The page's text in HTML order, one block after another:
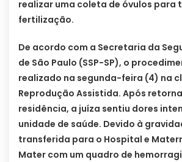
realizar uma coleta de óvulos para
fertilização.
De acordo com a Secretaria da
de São Paulo (SSP-SP), o
realizado na segunda-feira (4) na
Reprodução Assistida. Após
residência, a juíza sentiu dores
unidade de saúde. Devido à
transferida para o Hospital e
Mater com um quadro de